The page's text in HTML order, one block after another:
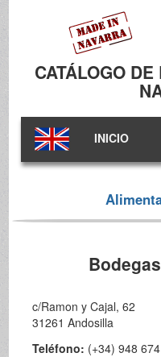
CATÁLOGO
INICIO
c/Ramon y Cajal, 62
31261 Andosilla
Teléfono: (+34) 948